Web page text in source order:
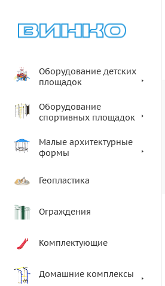
Оборудование детских
площадок
Оборудование
спортивных площадок
Малые архитектурные
формы
Геопластика
Ограждения
Комплектующие
Домашние комплексы